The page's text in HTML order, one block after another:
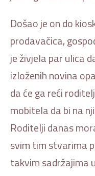
Došao je on do
prodavačica,
je živjela par ulica
izloženih novina
da će ga reći
mobitela da bi na
Roditelji danas
svim tim stvarima
takvim sadržajima